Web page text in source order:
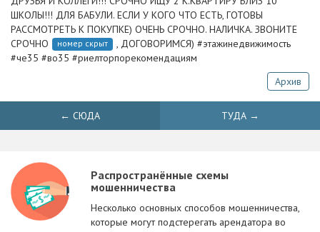
ШКОЛЫ!!! ДЛЯ БАБУЛИ. ЕСЛИ У КОГО ЧТО ЕСТЬ, ГОТОВЫ
РАССМОТРЕТЬ К ПОКУПКЕ) ОЧЕНЬ СРОЧНО. НАЛИЧКА. ЗВОНИТЕ
СРОЧНО
номер скрыт
, ДОГОВОРИМСЯ) #этажинедвижимость
#че35 #во35 #риелторпорекомендациям
Архив
← СЮДА ТУДА →
Распространённые схемы
мошенничества
Несколько основных способов мошенничества,
которые могут подстерегать арендатора во